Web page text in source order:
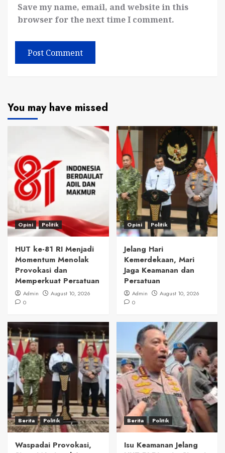
Save my name, email, and website in this
browser for the next time I comment.
You may have missed
Opini Politik
HUT ke-81 RI Menjadi
Momentum Menolak
Provokasi dan
Memperkuat Persatuan
Admin
August 10, 2026
0
Opini Politik
Jelang Hari
Kemerdekaan, Mari
Jaga Keamanan dan
Persatuan
Admin
August 10, 2026
0
Berita Politik
Waspadai Provokasi,
Berita Politik
Isu Keamanan Jelang